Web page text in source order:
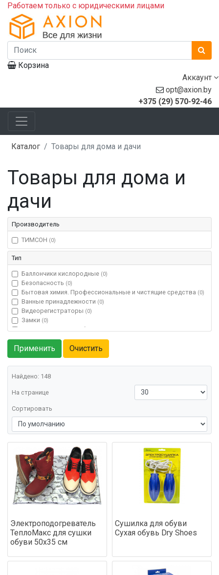
Работаем только с юридическими лицами
Корзина
Аккаунт
opt@axion.by
+375 (29) 570-92-46
Каталог Товары для дома и дачи
Товары для дома и
дачи
Производитель
ТИМСОН (0)
Тип
Баллончики кислородные (0)
Безопасность (0)
Бытовая химия. Профессиональные и чистящие средства (0)
Ванные принадлежности (0)
Видеорегистраторы (0)
Замки (0)
Измерительные приборы
Консервирование(0)
Кухонные принадлежности
Мебель для дома и дачи(0)
Подогреватель для бассейна(0)
Скатерть, пленка
Термосумки,сумки-холодильники
Найдено: 148
На странице
Сортировать
Электроподогреватель
ТеплоМакс для сушки
обуви 50х35 см
Сушилка для обуви
Сухая обувь Dry Shoes